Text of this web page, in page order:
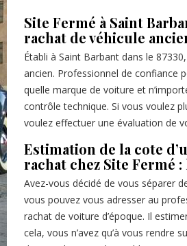
Site Fermé à Saint
rachat de véhicule
Établi à Saint Barbant dans le
ancien. Professionnel de confiance
quelle marque de voiture et
contrôle technique. Si vous voulez
voulez effectuer une évaluation de
Estimation de la cote
rachat chez Site Fermé
Avez-vous décidé de vous séparer
vous pouvez vous adresser au
rachat de voiture d’époque. Il
cela, vous n’avez qu’à vous